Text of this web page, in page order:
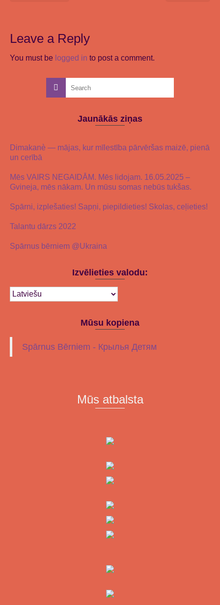
Leave a Reply
You must be logged in to post a comment.
Jaunākās ziņas
Dimakanè — mājas, kur mīlestība pārvēršas maizē, pienā
un cerībā
Mēs VAIRS NEGAIDĀM. Mēs lidojam. 16.05.2025 –
Gvineja, mēs nākam. Un mūsu somas nebūs tukšas.
Spārni, izplešaties! Sapņi, piepildieties! Skolas, ceļieties!
Talantu dārzs 2022
Spārnus bērniem @Ukraina
Izvēlieties valodu:
Mūsu kopiena
Spārnus Bērniem - Крылья Детям
Mūs atbalsta